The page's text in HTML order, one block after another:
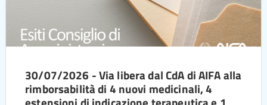
30/07/2026 - Via libera dal CdA di AIFA alla
rimborsabilità di 4 nuovi medicinali, 4